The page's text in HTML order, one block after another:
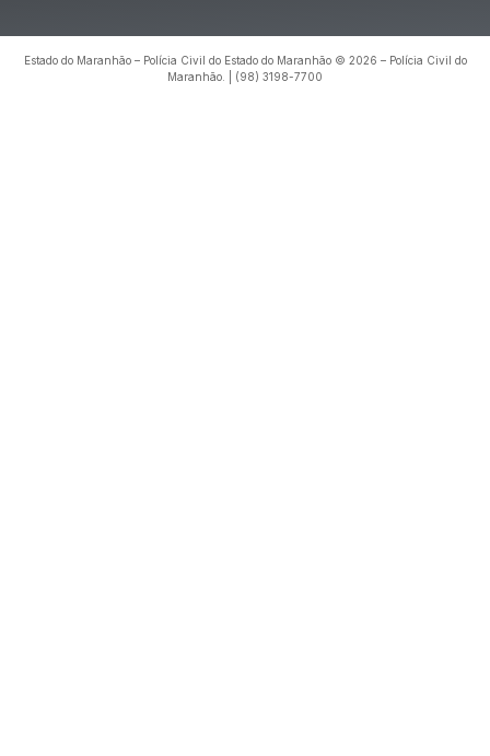
Estado do Maranhão – Polícia Civil do Estado do Maranhão © 2026 – Polícia Civil do
Maranhão. | (98) 3198-7700